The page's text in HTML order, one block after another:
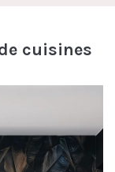
cuisines